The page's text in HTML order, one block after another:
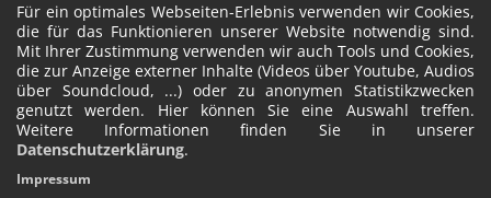
Für ein optimales Webseiten-Erlebnis verwenden wir Cookies,
die für das Funktionieren unserer Website notwendig sind.
Mit Ihrer Zustimmung verwenden wir auch Tools und Cookies,
die zur Anzeige externer Inhalte (Videos über Youtube, Audios
über Soundcloud, ...) oder zu anonymen Statistikzwecken
genutzt werden. Hier können Sie eine Auswahl treffen.
Weitere Informationen finden Sie in unserer
Datenschutzerklärung.
Impressum